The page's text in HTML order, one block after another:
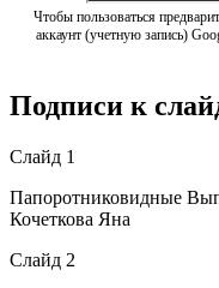
Чтобы пользоваться
аккаунт (учетную запись)
Подписи к
Слайд 1
Папоротниковидные
Кочеткова Яна
Слайд 2